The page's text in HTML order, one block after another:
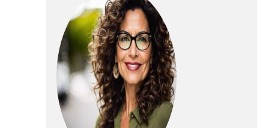
ou en entreprise,
nos ordinateurs de
bureau Memory PC
sont conçus pour
être efficaces. Nous
utilisons uniquement
les derniers
matériels de
marques connues.